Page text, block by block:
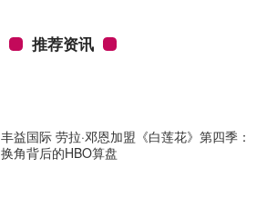
推荐资讯
丰益国际 劳拉·邓恩加盟《白莲花》第四季：
换角背后的HBO算盘